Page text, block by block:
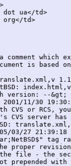
ua</td>
td>
comment which
is based
1.1
index.html,v
version: --&gt;
11/30
CVS or RCS,
CVS server has
27 21:39:18
tag
revision
file - the
prepended with